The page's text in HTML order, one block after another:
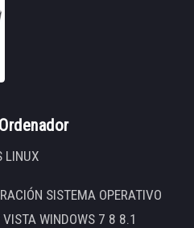
LINUX
SISTEMA OPERATIVO
VISTA WINDOWS 7 8 8.1